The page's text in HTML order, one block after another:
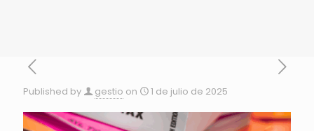
Published by gestio on 1 de julio de 2025